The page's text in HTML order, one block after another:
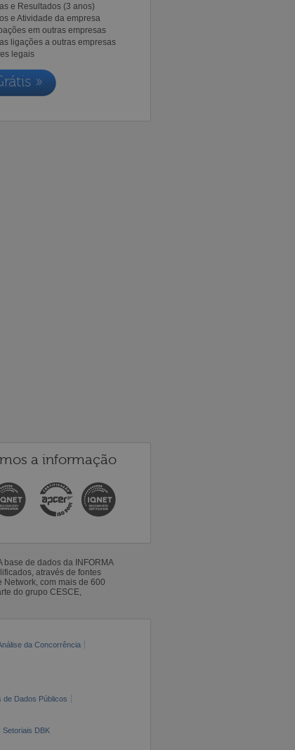
e Resultados (3 anos)
e Atividade da empresa
em outras empresas
ligações a outras empresas
legais
»
a informação
de dados da INFORMA
através de fontes
com mais de 600
do grupo CESCE,
da Concorrência
de Dados Públicos
Setoriais DBK